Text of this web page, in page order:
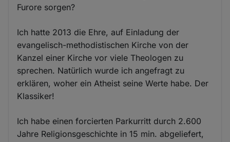
Furore sorgen?
Ich hatte 2013 die Ehre, auf Einladung der
evangelisch-methodistischen Kirche von der
Kanzel einer Kirche vor viele Theologen zu
sprechen. Natürlich wurde ich angefragt zu
erklären, woher ein Atheist seine Werte habe. Der
Klassiker!
Ich habe einen forcierten Parkurritt durch 2.600
Jahre Religionsgeschichte in 15 min. abgeliefert,